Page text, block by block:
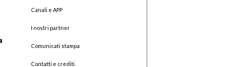
Canali e APP
I nostri partner
Comunicati stampa
Contatti e crediti